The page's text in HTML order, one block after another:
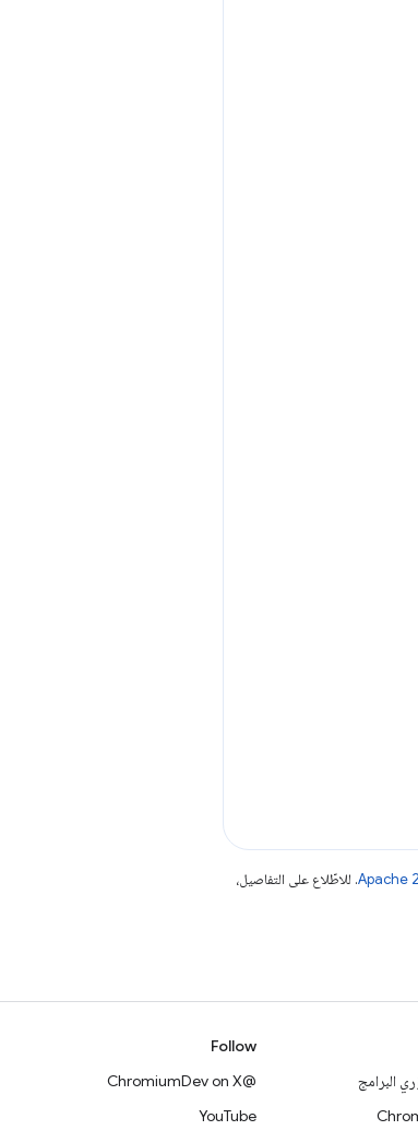
. للاطّلاع على التفاصيل،
Follow
@ChromiumDev on X
YouTube